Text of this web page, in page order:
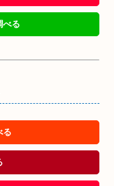
べる
る